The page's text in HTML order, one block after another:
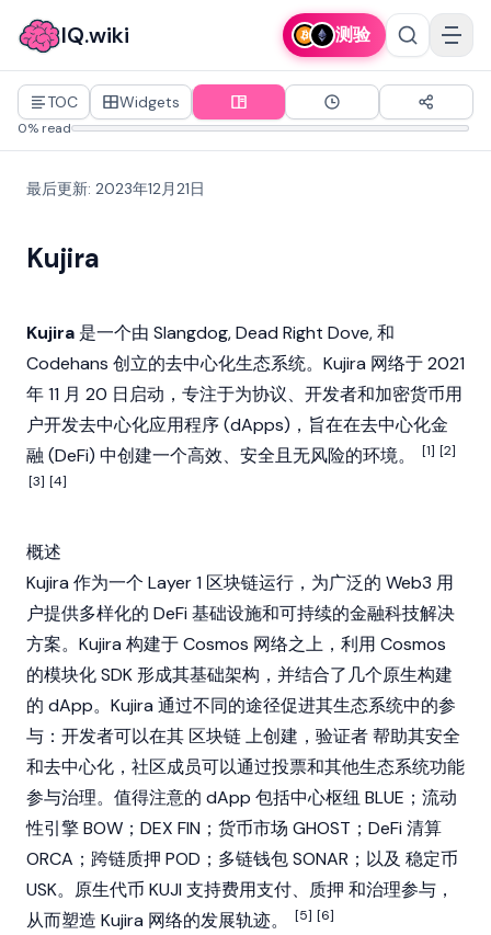
IQ.wiki 测验
TOC Widgets
0% read
最后更新: 2023年12月21日
Kujira
Kujira 是一个由 Slangdog,Dead Right Dove, 和
Codehans 创立的去中心化生态系统。Kujira 网络于 2021
年 11 月 20 日启动，专注于为协议、开发者和加密货币用
户开发去中心化应用程序 (dApps) ，旨在在去中心化金
融 (DeFi) 中创建一个高效、安全且无风险的环境。 [1] [2]
[3] [4]
概述
Kujira 作为一个 Layer 1 区块链运行，为广泛的 Web3 用
户提供多样化的 DeFi 基础设施和可持续的金融科技解决
方案。Kujira 构建于Cosmos 网络之上，利用 Cosmos
的模块化 SDK 形成其基础架构，并结合了几个原生构建
的 dApp。Kujira 通过不同的途径促进其生态系统中的参
与：开发者可以在其 区块链上创建， 验证者帮助其安全
和去中心化，社区成员可以通过投票和其他生态系统功能
参与治理。值得注意的 dApp 包括中心枢纽 BLUE；流动
性引擎 BOW；DEX FIN；货币市场 GHOST；DeFi 清算
ORCA；跨链质押 POD；多链钱包 SONAR；以及 稳定币
USK。原生代币 KUJI 支持费用支付、 质押 和治理参与，
从而塑造 Kujira 网络的发展轨迹。
[5] [6]